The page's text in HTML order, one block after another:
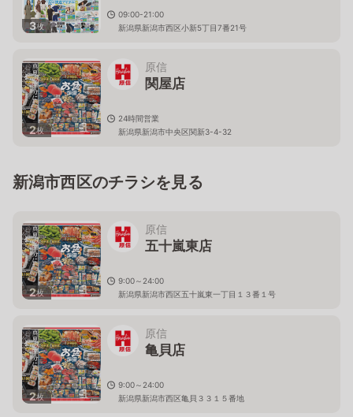
3枚
09:00-21:00
新潟県新潟市西区小新5丁目7番21号
2枚
原信
関屋店
24時間営業
新潟県新潟市中央区関新3-4-32
新潟市西区のチラシを見る
2枚
原信
五十嵐東店
9:00～24:00
新潟県新潟市西区五十嵐東一丁目１３番１号
2枚
原信
亀貝店
9:00～24:00
新潟県新潟市西区亀貝３３１５番地